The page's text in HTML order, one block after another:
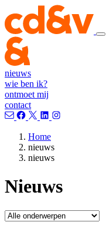
nieuws
wie ben ik?
ontmoet mij
contact
Home
nieuws
nieuws
Nieuws